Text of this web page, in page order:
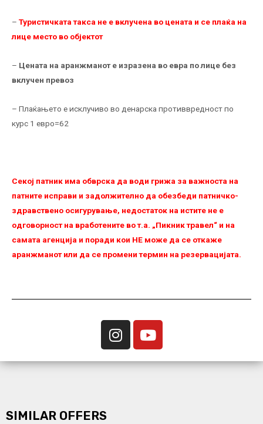
– Туристичката такса не е вклучена во цената и се плаќа на
лице место во објектот
– Цената на аранжманот е изразена во евра по лице без
вклучен превоз
– Плаќањето е исклучиво во денарска противвредност по
курс 1 евро=62
Секој патник има обврска да води грижа за важноста на
патните исправи и задолжително да обезбеди патничко-
здравствено осигурување, недостаток на истите не е
одговорност на вработените во т.а. „Пикник травел“ и на
самата агенција и поради кои НЕ можe да се откаже
аранжманот или да се промени термин на резервацијата.
SIMILAR OFFERS